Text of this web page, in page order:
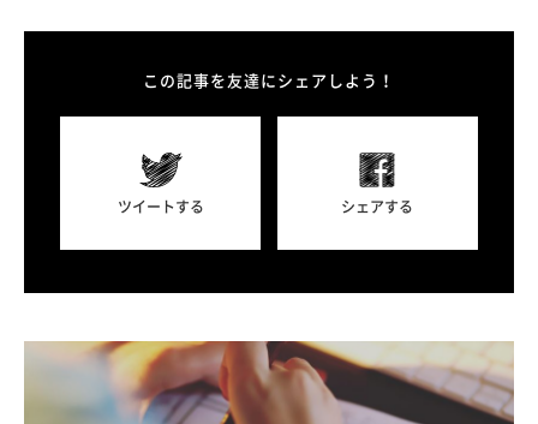
この記事を友達にシェアしよう！
ツイートする シェアする